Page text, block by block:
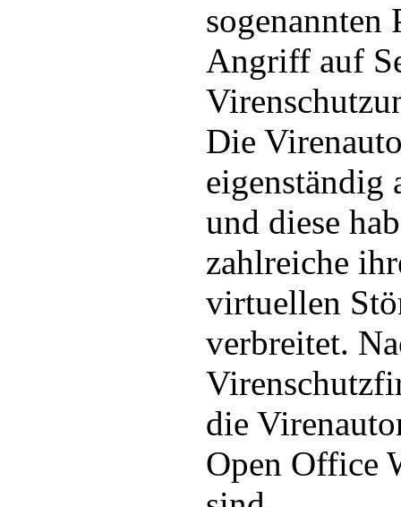
sogenannten
Angriff auf
Die
eigenständig
und diese
zahlreiche
virtuellen
verbreitet.
die
Open Office